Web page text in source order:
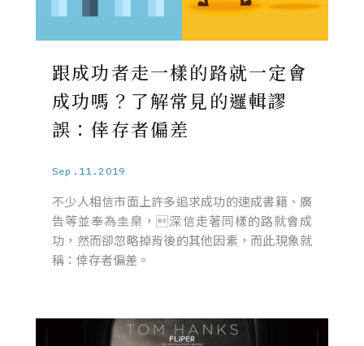
跟成功者走一樣的路就一定會
成功嗎？了解常見的邏輯謬
誤：倖存者偏差
Sep.11.2019
不少人相信市面上許多追求成功的速成書籍、廣
告等並奉為圭臬，深信走著同樣的路就會成
功，然而卻忽略掉背後的其他因素，而此現象就
稱：倖存者偏差。